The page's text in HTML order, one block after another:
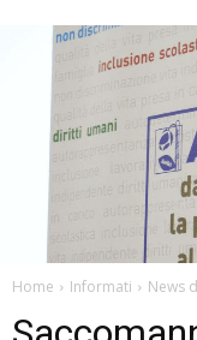
Home Informati News